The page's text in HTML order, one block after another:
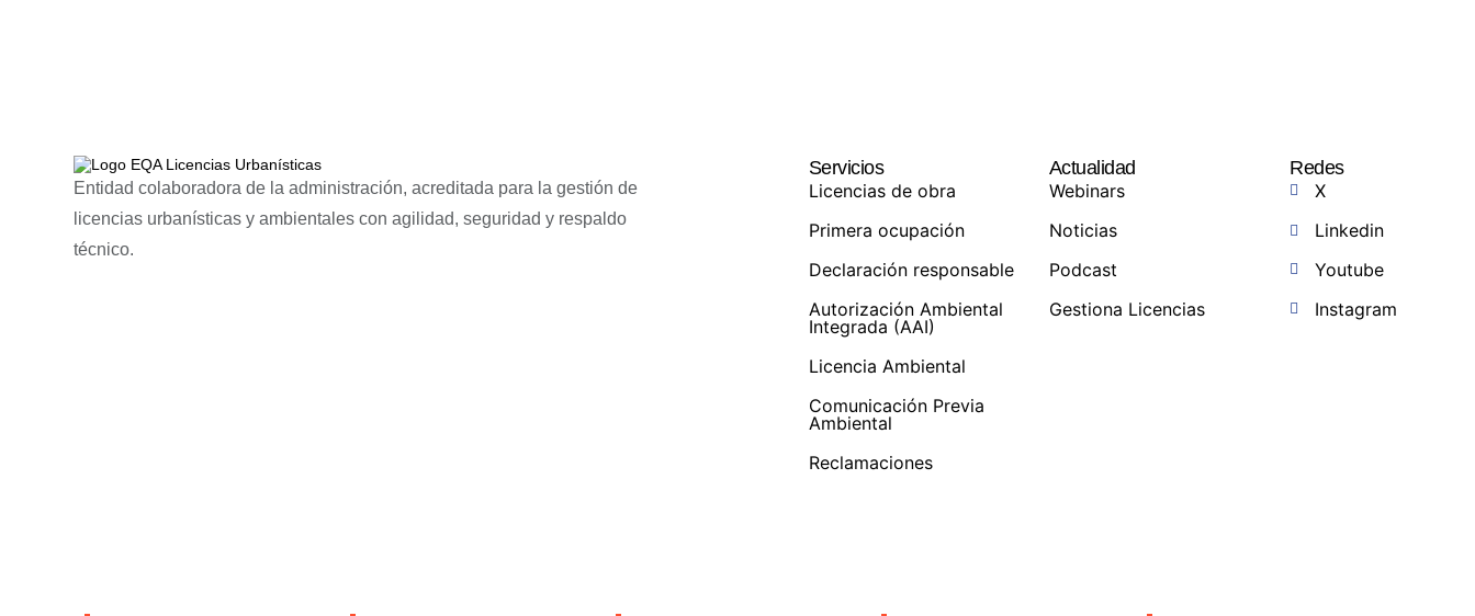
Entidad colaboradora de la administración, acreditada para la gestión de
licencias urbanísticas y ambientales con agilidad, seguridad y respaldo
técnico.
Servicios
Licencias de obra
Primera ocupación
Declaración responsable
Autorización Ambiental
Integrada (AAI)
Licencia Ambiental
Comunicación Previa
Ambiental
Reclamaciones
Actualidad
Webinars
Noticias
Podcast
Gestiona Licencias
Redes
X
Linkedin
Youtube
Instagram